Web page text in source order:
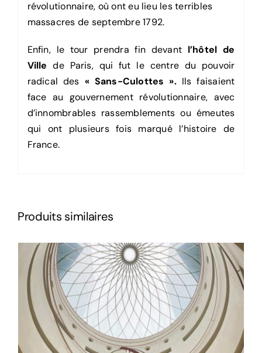
révolutionnaire, où ont eu lieu les terribles
massacres de septembre 1792.
Enfin, le tour prendra fin devant l’hôtel de
Ville de Paris, qui fut le centre du pouvoir
radical des « Sans-Culottes ».Ils faisaient
face au gouvernement révolutionnaire, avec
d’innombrables rassemblements ou émeutes
qui ont plusieurs fois marqué l’histoire de
France.
Produits similaires